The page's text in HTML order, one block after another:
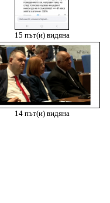
15 път(и) видяна
14 път(и) видяна